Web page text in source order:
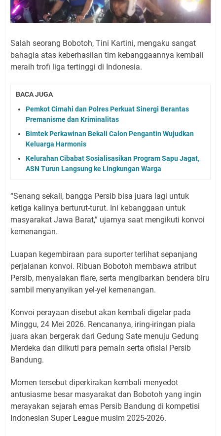
Salah seorang Bobotoh, Tini Kartini, mengaku sangat
bahagia atas keberhasilan tim kebanggaannya kembali
meraih trofi liga tertinggi di Indonesia.
BACA JUGA
Pemkot Cimahi dan Polres Perkuat Sinergi Berantas
Premanisme dan Kriminalitas
Bimtek Perkawinan Bekali Calon Pengantin Wujudkan
Keluarga Harmonis
Kelurahan Cibabat Sosialisasikan Program Sapu Jagat,
ASN Turun Langsung ke Lingkungan Warga
“Senang sekali, bangga Persib bisa juara lagi untuk
ketiga kalinya berturut-turut. Ini kebanggaan untuk
masyarakat Jawa Barat,” ujarnya saat mengikuti konvoi
kemenangan.
Luapan kegembiraan para suporter terlihat sepanjang
perjalanan konvoi. Ribuan Bobotoh membawa atribut
Persib, menyalakan flare, serta mengibarkan bendera biru
sambil menyanyikan yel-yel kemenangan.
Konvoi perayaan disebut akan kembali digelar pada
Minggu, 24 Mei 2026. Rencananya, iring-iringan piala
juara akan bergerak dari Gedung Sate menuju Gedung
Merdeka dan diikuti para pemain serta ofisial Persib
Bandung.
Momen tersebut diperkirakan kembali menyedot
antusiasme besar masyarakat dan Bobotoh yang ingin
merayakan sejarah emas Persib Bandung di kompetisi
Indonesian Super League musim 2025-2026.